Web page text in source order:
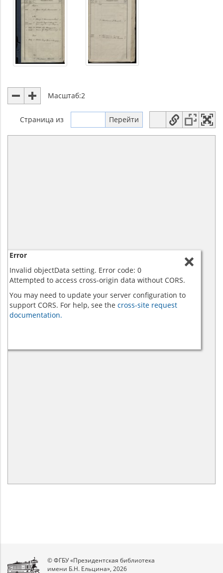
Масштаб:2
Страница из
Error
Invalid objectData setting. Error code: 0
Attempted to access cross-origin data without CORS.
You may need to update your server configuration to
support CORS. For help, see the cross-site request
documentation.
© ФГБУ «Президентская библиотека
имени Б.Н. Ельцина», 2026